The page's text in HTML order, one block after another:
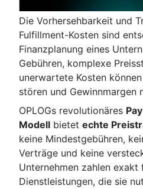
Die Vorhersehbarkeit und
Fulfillment-Kosten sind
Finanzplanung eines
Gebühren, komplexe
unerwartete Kosten
stören und Gewinnmargen
OPLOGs revolutionäres
Modell bietet echte
keine Mindestgebühren,
Verträge und keine
Unternehmen zahlen exakt
Dienstleistungen, die sie